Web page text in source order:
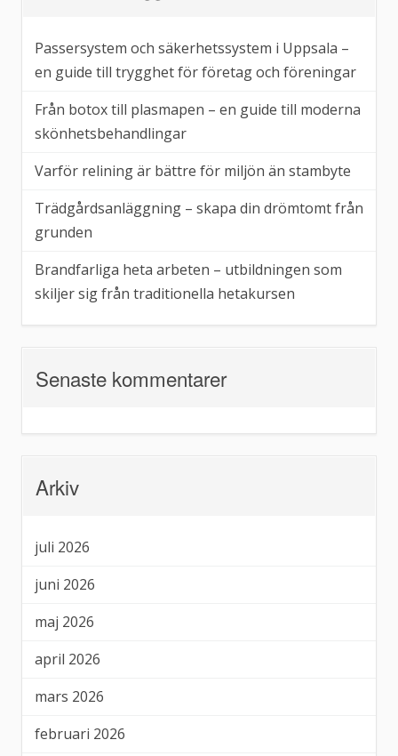
Passersystem och säkerhetssystem i Uppsala –
en guide till trygghet för företag och föreningar
Från botox till plasmapen – en guide till moderna
skönhetsbehandlingar
Varför relining är bättre för miljön än stambyte
Trädgårdsanläggning – skapa din drömtomt från
grunden
Brandfarliga heta arbeten – utbildningen som
skiljer sig från traditionella hetakursen
Senaste kommentarer
Arkiv
juli 2026
juni 2026
maj 2026
april 2026
mars 2026
februari 2026